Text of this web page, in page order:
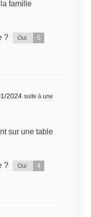
famille
? Oui 6
2024 suite à une
sur une table
? Oui 4